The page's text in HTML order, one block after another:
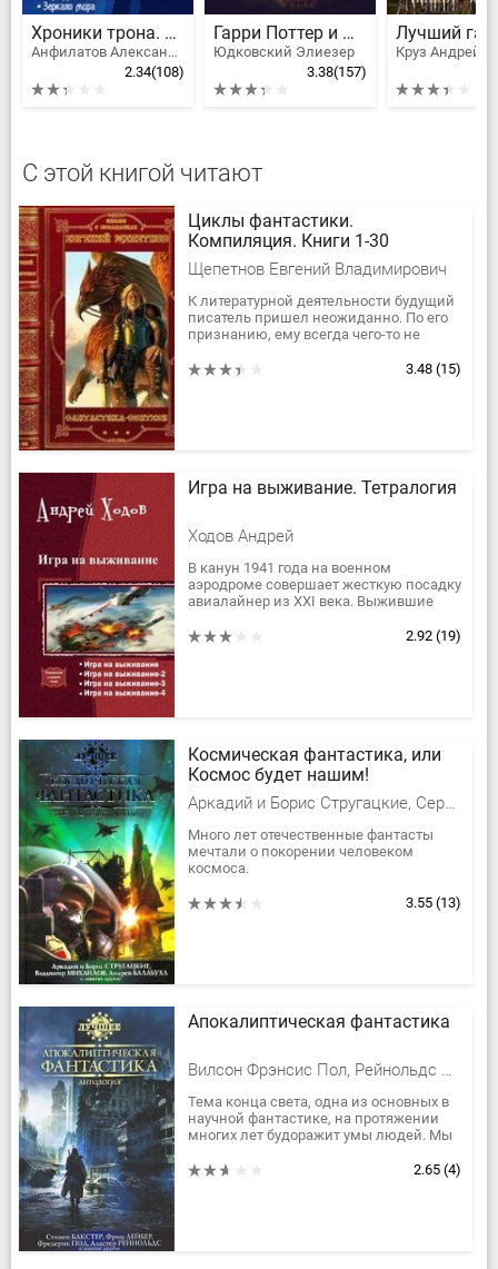
Хроники трона. Тетралогия
Анфилатов Александр Николаевич
2.34(108)
Гарри Поттер и Методы рационального мышления
Юдковский Элиезер
3.38(157)
Круз Андрей
С этой книгой читают
Циклы фантастики.
Компиляция. Книги 1-30
Щепетнов Евгений Владимирович
К литературной деятельности будущий
писатель пришел неожиданно. По его
признанию, ему всегда чего-то не
занявшись написанием...
3.48 (15)
Игра на выживание. Тетралогия
Ходов Андрей
В канун 1941 года на военном
аэродроме совершает жесткую посадку
авиалайнер из XXI века. Выжившие
вещи — и о скором нападении
2.92 (19)
Космическая фантастика, или
Космос будет нашим!
Аркадий и Борис Стругацкие, Сергей Лукьяненко, Первушина Елена Владимировна, Балабуха Андрей Дмитриевич, Логинов Святослав Владимирович, Дивов Олег Игоревич, Громов Александр Николаевич, Первушин Антон Иванович, Михайлов Владимир Дмитриевич, Рыбаков Вячеслав Михайлович Хольм ван Зайчик, Етоев Александр Васильевич, Бессонов Алексей Игоревич, Прашкевич Геннадий Мартович, Афанасьев Леонид Б., Измайлов Андрей, Юлий и Станислав Буркины, Михайлов Владимир Георгиевич
Много лет отечественные фантасты
мечтали о покорении человеком
космоса.
фантастика, или Космос будет нашим!»
3.55 (13)
Апокалиптическая фантастика
Вилсон Фрэнсис Пол, Рейнольдс Аластер, Лейбер Фриц Ройтер, Сильверберг Роберт, Вильгельм Кейт, Уильямсон Джек, Грин Доминик, Лэндис Джеффри А., Бейли Дейл, Пол Ди Филиппо, Бир Элизабет, Бейкер Кейдж, Стивен Бакстер, Рид Роберт, Доктороу Кори, Бродерик Дэмиен, Эшли Майк, Бартон Уильям Реналд, Браун Эрик, Нагата Линда, Барнетт Дэвид, Куниган Элизабет
Тема конца света, одна из основных в
научной фантастике, на протяжении
многих лет будоражит умы людей. Мы
любопытством представляем себе...
2.65 (4)